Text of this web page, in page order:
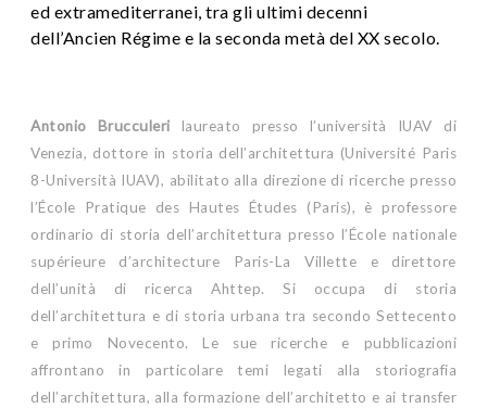
ed extramediterranei, tra gli ultimi decenni
dell’Ancien Régime e la seconda metà del XX secolo.
Antonio Brucculeri laureato presso l’università IUAV di
Venezia, dottore in storia dell’architettura (Université Paris
8-Università IUAV), abilitato alla direzione di ricerche presso
l’École Pratique des Hautes Études (Paris), è professore
ordinario di storia dell’architettura presso l’École nationale
supérieure d’architecture Paris-La Villette e direttore
dell’unità di ricerca Ahttep. Si occupa di storia
dell’architettura e di storia urbana tra secondo Settecento
e primo Novecento. Le sue ricerche e pubblicazioni
affrontano in particolare temi legati alla storiografia
dell’architettura, alla formazione dell’architetto e ai transfer